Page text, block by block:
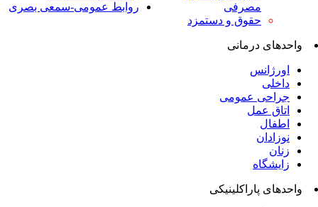
مصرفی
حقوق و دستمزد
روابط عمومی-سمعی بصری
واحدهای درمانی
اورژانس
داخلی
جراحی عمومی
اتاق عمل
اطفال
نوزادان
زنان
زایشگاه
واحدهای پاراکلینیکی